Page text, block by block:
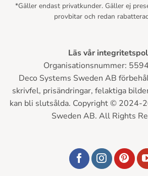
*Gäller endast privatkunder. Gäller ej
provbitar och redan
Läs vår
Organisationsnummer:
Deco Systems Sweden AB
skrivfel, prisändringar, felaktiga
kan bli slutsålda. Copyright © 2024-
Sweden AB. All Rights